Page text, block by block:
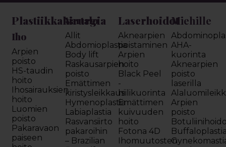
Plastiikkakirurgia
Iho
Arpien
poisto
HS-taudin
hoito
Ihosairauksien
hoito
Luomien
poisto
Pakaravaon
paiseen
Vartalo
Allit
Abdomioplastia
Body lift
Raskausarpien
poisto
Emättimen
kiristysleikkaus
Hymenoplastia
Labiaplastia
Rasvansiirto
pakaroihin
– Brazilian
Laserhoidot
Aknearpien
poistaminen
Arpien
hoito
Black Peel
-
hiilikuorinta
Emättimen
kuivuuden
hoito
Fotona 4D
Ihomuutosten
Miehille
AHA-
kuorinta
Aknearpien
poisto
laserilla
Arpien
poisto